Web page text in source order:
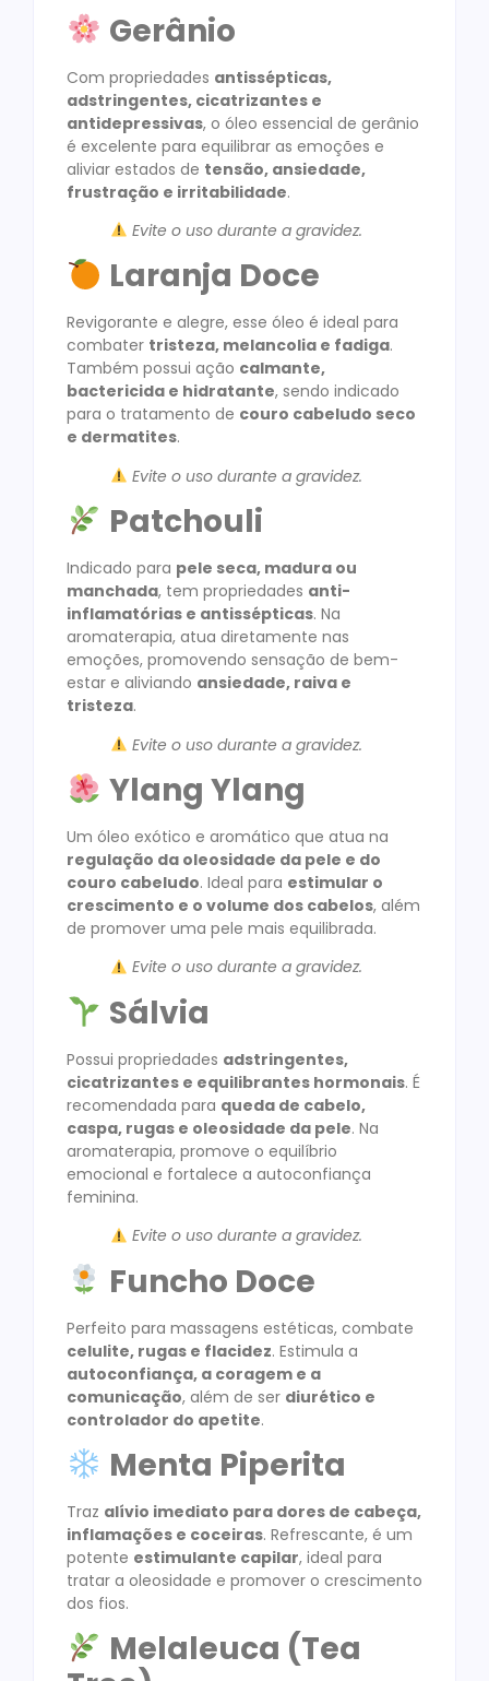
Gerânio
Com propriedades antissépticas,
adstringentes, cicatrizantes e
antidepressivas, o óleo essencial de gerânio
é excelente para equilibrar as emoções e
aliviar estados de tensão, ansiedade,
frustração e irritabilidade.
Evite o uso durante a gravidez.
Laranja Doce
Revigorante e alegre, esse óleo é ideal para
combater tristeza, melancolia e fadiga.
Também possui ação calmante,
bactericida e hidratante, sendo indicado
para o tratamento de couro cabeludo seco
e dermatites.
Evite o uso durante a gravidez.
Patchouli
Indicado para pele seca, madura ou
manchada, tem propriedades anti-
inflamatórias e antissépticas. Na
aromaterapia, atua diretamente nas
emoções, promovendo sensação de bem-
estar e aliviando ansiedade, raiva e
tristeza.
Evite o uso durante a gravidez.
Ylang Ylang
Um óleo exótico e aromático que atua na
regulação da oleosidade da pele e do
couro cabeludo. Ideal para estimular o
crescimento e o volume dos cabelos, além
de promover uma pele mais equilibrada.
Evite o uso durante a gravidez.
Sálvia
Possui propriedades adstringentes,
cicatrizantes e equilibrantes hormonais. É
recomendada para queda de cabelo,
caspa, rugas e oleosidade da pele. Na
aromaterapia, promove o equilíbrio
emocional e fortalece a autoconfiança
feminina.
Evite o uso durante a gravidez.
Funcho Doce
Perfeito para massagens estéticas, combate
celulite, rugas e flacidez. Estimula a
autoconfiança, a coragem e a
comunicação, além de ser diurético e
controlador do apetite.
Menta Piperita
Traz alívio imediato para dores de cabeça,
inflamações e coceiras. Refrescante, é um
potente estimulante capilar, ideal para
tratar a oleosidade e promover o crescimento
dos fios.
Melaleuca (Tea